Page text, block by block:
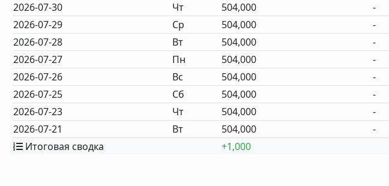
2026-07-30
Чт 504,000 -
2026-07-29
Ср 504,000 -
2026-07-28
Вт 504,000 -
2026-07-27
Пн 504,000 -
2026-07-26
Вс 504,000 -
2026-07-25
Сб 504,000 -
2026-07-23
Чт 504,000 -
2026-07-21
Вт 504,000 -
Итоговая сводка
+1,000